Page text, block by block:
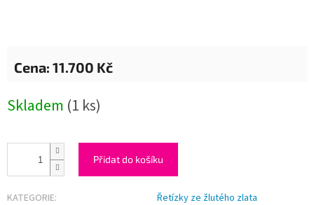
11.700 Kč
cena:
Skladem (1 ks)
Přidat do košíku
KATEGORIE:
Řetízky ze žlutého zlata